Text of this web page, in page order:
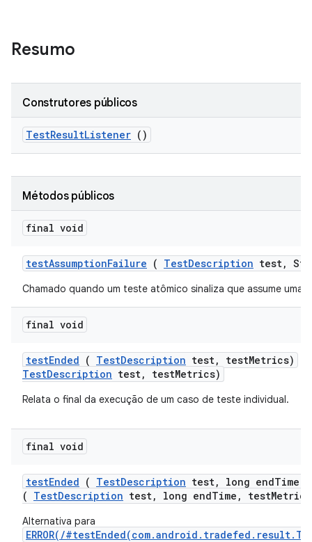
Resumo
Construtores públicos
TestResultListener ()
Métodos públicos
final void
testAssumptionFailure ( TestDescription test,
Chamado quando um teste atômico sinaliza que assume uma
final void
testEnded ( TestDescription test, testMetrics)
TestDescription test, testMetrics)
Relata o final da execução de um caso de teste individual.
final void
testEnded ( TestDescription test, long endTime
( TestDescription test, long endTime,
Alternativa para
ERROR(/